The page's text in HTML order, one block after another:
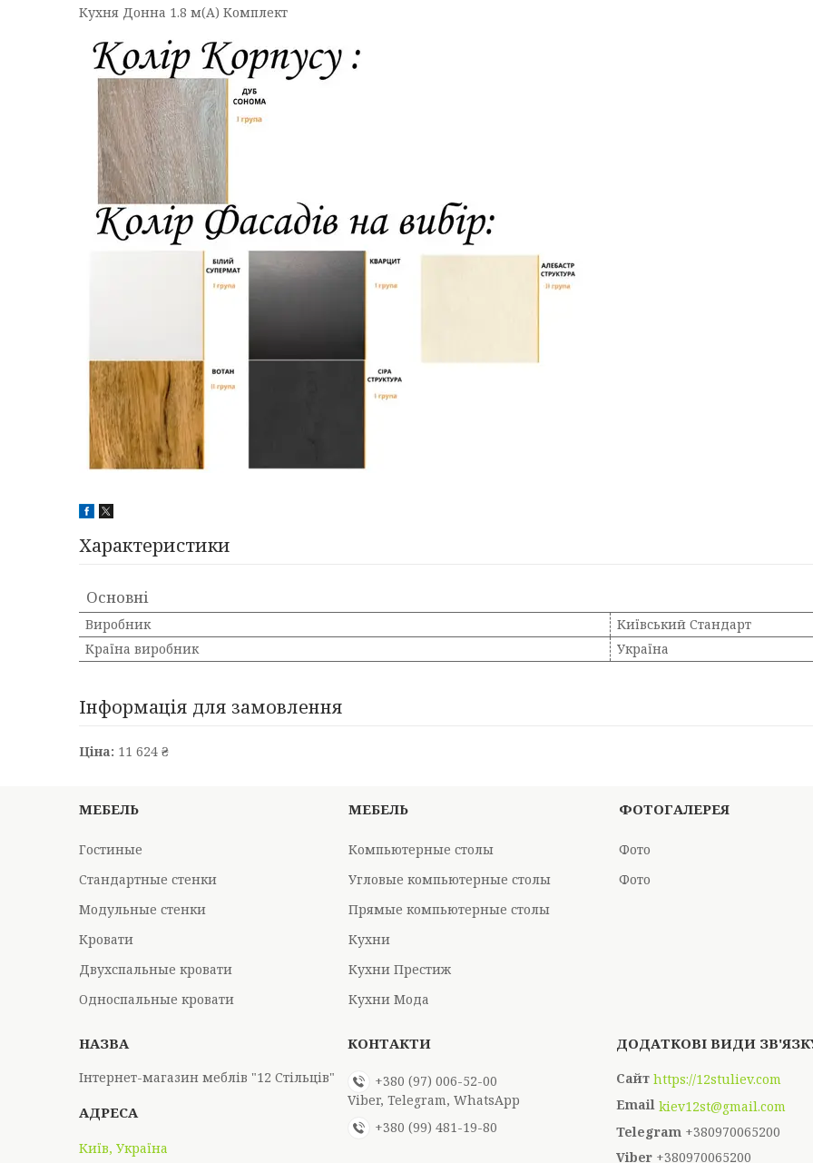
Кухня Донна 1.8 м(А) Комплект
Характеристики
Основні
Виробник
Київський Стандарт
Країна виробник
Україна
Інформація для замовлення
Ціна: 11 624 ₴
МЕБЕЛЬ
Гостиные
Стандартные стенки
Модульные стенки
Кровати
Двухспальные кровати
Односпальные кровати
МЕБЕЛЬ
Компьютерные столы
Угловые компьютерные столы
Прямые компьютерные столы
Кухни
Кухни Престиж
Кухни Мода
ФОТОГАЛЕРЕЯ
Фото
Фото
Інтернет-магазин меблів "12 Стільців"
Київ, Україна
+380 (97) 006-52-00
Viber, Telegram, WhatsApp
+380 (99) 481-19-80
https://12stuliev.com
kiev12st@gmail.com
+380970065200
+380970065200